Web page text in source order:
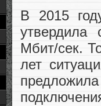
В 2015
утвердила
Мбит/сек.
лет